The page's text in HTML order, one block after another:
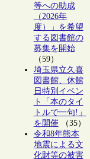
等への助成
（2026年
度）」を希望
する図書館の
募集を開始
（59）
埼玉県立久喜
図書館、休館
日特別イベン
ト「本のタイ
トルで一句!」
を開催（35）
令和8年熊本
地震による文
化財等の被害